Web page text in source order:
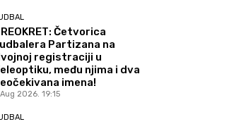
Četvorica
Partizana na
registraciji u
među njima i dva
imena!
2026. 19:15